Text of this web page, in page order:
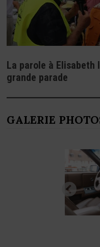
La parole à Elisabeth
grande parade
GALERIE